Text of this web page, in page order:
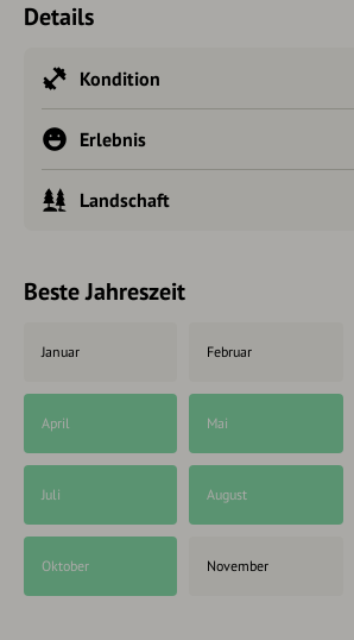
Details
Kondition
Erlebnis
Landschaft
Beste Jahreszeit
Januar Februar
April Mai
Juli August
Oktober November